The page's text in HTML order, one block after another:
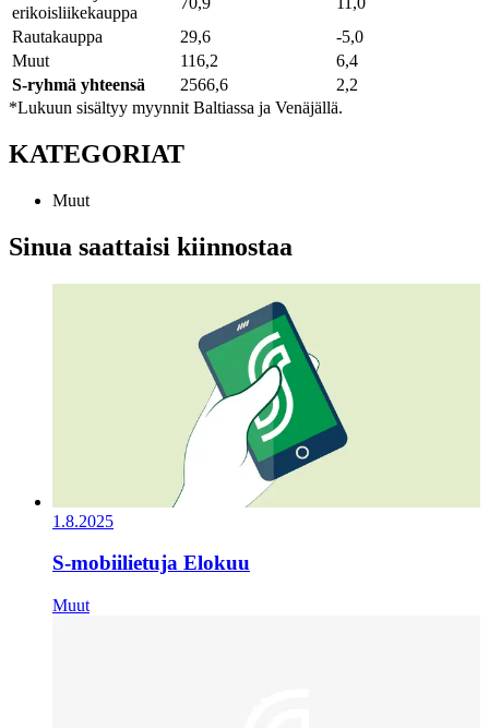
erikoisliikekauppa
Rautakauppa
29,6
-5,0
Muut
116,2
6,4
S-ryhmä yhteensä
2566,6
2,2
*Lukuun sisältyy myynnit Baltiassa ja Venäjällä.
KATEGORIAT
Muut
Sinua saattaisi kiinnostaa
1.8.2025
S-mobiilietuja Elokuu
Muut